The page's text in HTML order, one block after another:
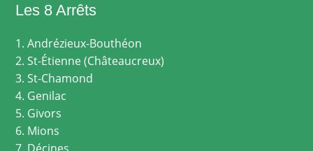
Les 8 Arrêts
1. Andrézieux-Bouthéon
2. St-Étienne (Châteaucreux)
3. St-Chamond
4. Genilac
5. Givors
6. Mions
7. Décines